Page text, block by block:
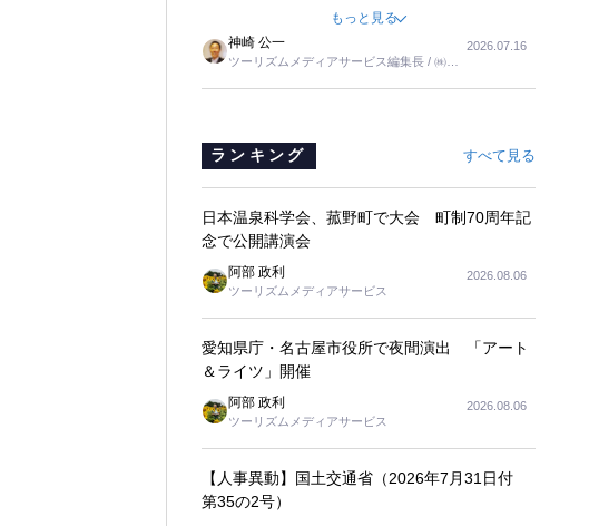
確信したそうです。今回の記事を懐かしく読みまし
りました。母の住まいから近いという理由で、その
施設を選択したのですが、私と妹にとっては、半日
仕事ででした。シニアの住まい選びは、当人だけで
はなく、世話をする家族の足の便も考えない外池な
もっと見る
神崎 公一
ツーリズムメディアサービス編集長 / ㈱ツ
2026.07.16
ランキング すべて見る
日本温泉科学会、菰野町で大会 町制70周年記
念で公開講演会
阿部 政利
ツーリズムメディアサービス
2026.08.06
愛知県庁・名古屋市役所で夜間演出 「アート
＆ライツ」開催
阿部 政利
ツーリズムメディアサービス
2026.08.06
【人事異動】国土交通省（2026年7月31日付
第35の2号）